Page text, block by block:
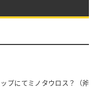
プにてミノタウロス？（斧